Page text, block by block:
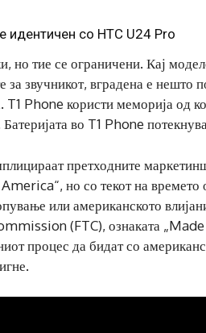
идентичен со HTC U24 Pro
но тие се ограничени. Кај
за звучникот, вградена е
T1 Phone користи меморија од
во T1 Phone
претходните
но со текот на времето
или американското
(FTC), ознаката
процес да бидат со